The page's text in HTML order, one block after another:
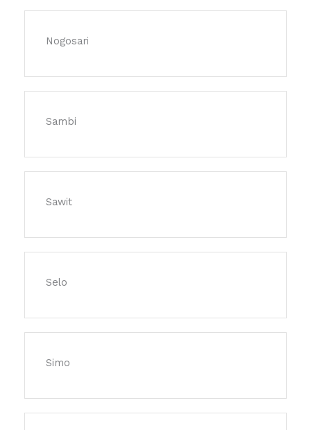
Nogosari
Sambi
Sawit
Selo
Simo